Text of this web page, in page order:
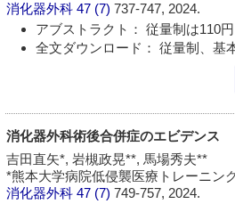
消化器外科 47 (7)737-747, 2024.
アブストラクト： 従量制は110
全文ダウンロード： 従量制、基
消化器外科術後合併症のエビデンス
吉田直矢*, 岩槻政晃**, 馬場秀夫**
*熊本大学病院低侵襲医療トレーニン
消化器外科 47 (7)749-757, 2024.